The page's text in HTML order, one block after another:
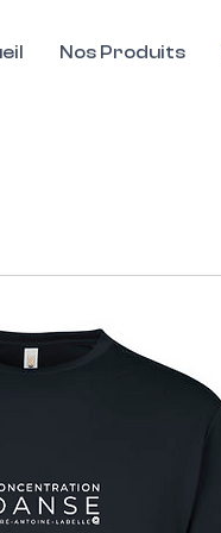
Nos Produits